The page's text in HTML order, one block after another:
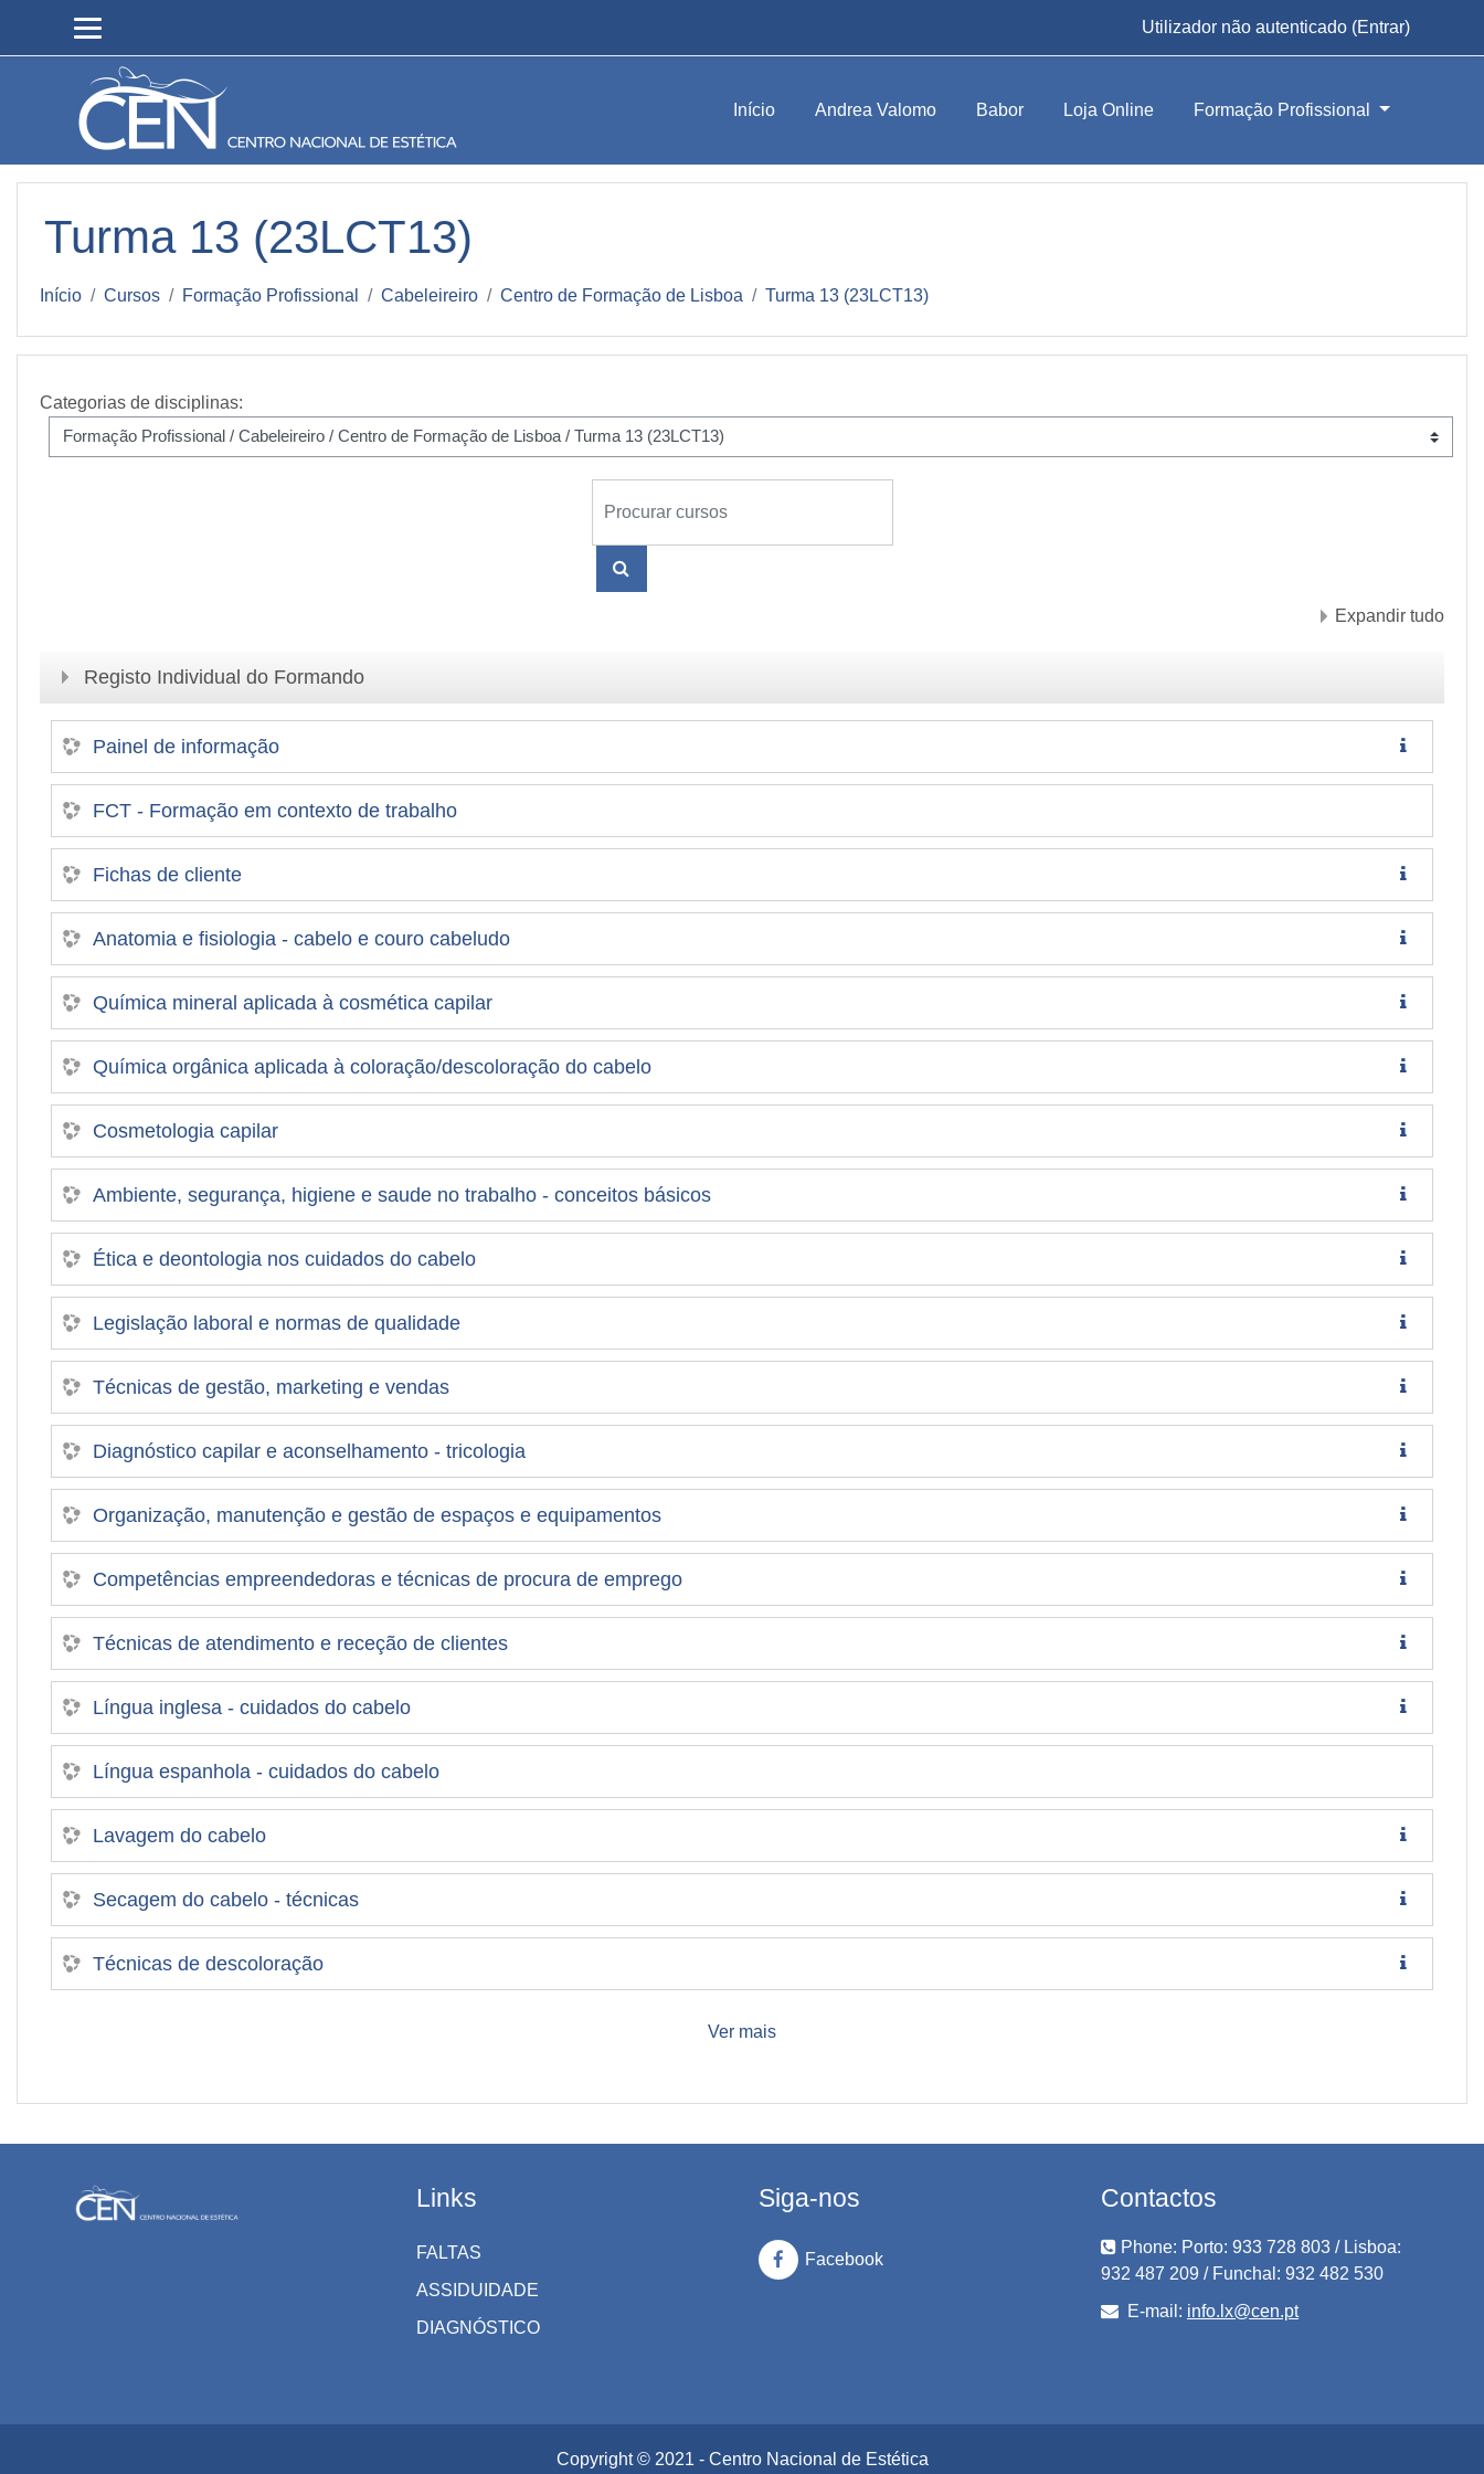
Utilizador não autenticado (Entrar)
Início Andrea Valomo Babor Loja Online Formação Profissional
Turma 13 (23LCT13)
Início Cursos Formação Profissional Cabeleireiro Centro de Formação de Lisboa Turma 13 (23LCT13)
Categorias de disciplinas:
Procurar cursos
PROCURAR CURSOS
Expandir tudo
Registo Individual do Formando
Painel de informação
FCT - Formação em contexto de trabalho
Fichas de cliente
Anatomia e fisiologia - cabelo e couro cabeludo
Química mineral aplicada à cosmética capilar
Química orgânica aplicada à coloração/descoloração do cabelo
Cosmetologia capilar
Ambiente, segurança, higiene e saude no trabalho - conceitos básicos
Ética e deontologia nos cuidados do cabelo
Legislação laboral e normas de qualidade
Técnicas de gestão, marketing e vendas
Diagnóstico capilar e aconselhamento - tricologia
Organização, manutenção e gestão de espaços e equipamentos
Competências empreendedoras e técnicas de procura de emprego
Técnicas de atendimento e receção de clientes
Língua inglesa - cuidados do cabelo
Língua espanhola - cuidados do cabelo
Lavagem do cabelo
Secagem do cabelo - técnicas
Técnicas de descoloração
Ver mais
Links
FALTAS
ASSIDUIDADE
DIAGNÓSTICO
Siga-nos
Facebook
Contactos
Phone: Porto: 933 728 803 / Lisboa:
932 487 209 / Funchal: 932 482 530
E-mail: info.lx@cen.pt
Copyright © 2021 - Centro Nacional de Estética